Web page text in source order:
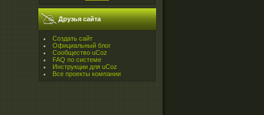
Друзья сайта
Создать сайт
Официальный блог
Сообщество uCoz
FAQ по системе
Инструкции для uCoz
Все проекты компании